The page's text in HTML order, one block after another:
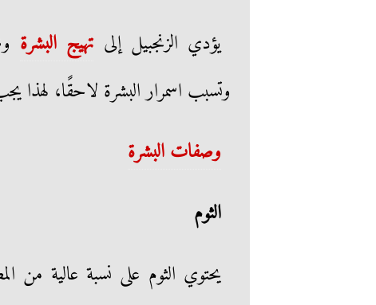
يؤدي الزنجبيل إلى تهيج البشرة
وتسبب اسمرار البشرة لاحقًا، لهذا
وصفات البشرة
الثوم
يحتوي الثوم على نسبة عالية من